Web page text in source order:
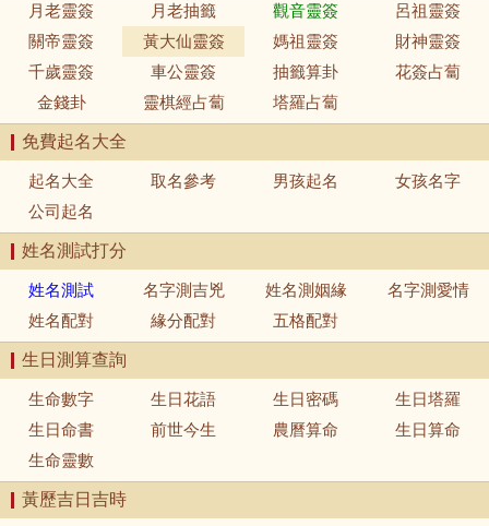
月老靈簽 月老抽籤 觀音靈簽
呂祖靈簽
關帝靈簽
黃大仙靈簽 媽祖靈簽
財神靈簽
千歲靈簽
車公靈簽 抽籤算卦
花簽占蔔
金錢卦
靈棋經占蔔 塔羅占蔔
免費起名大全
起名大全 取名參考 男孩起名
女孩名字
公司起名
姓名測試打分
姓名測試 名字測吉兇 姓名測姻緣
名字測愛情
姓名配對
緣分配對 五格配對
生日測算查詢
生命數字 生日花語 生日密碼
生日塔羅
生日命書
前世今生 農曆算命
生日算命
生命靈數
黃歷吉日吉時